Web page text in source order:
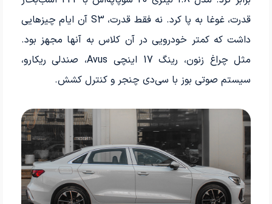
قدرت، غوغا به پا کرد. نه فقط قدرت، S3 آن ایام چیزهایی
داشت که کمتر خودرویی در آن کلاس به آنها مجهز بود.
مثل چراغ زنون، رینگ 17 اینچی Avus، صندلی ریکارو،
سیستم صوتی بوز با سی‌دی چنجر و کنترل کشش.